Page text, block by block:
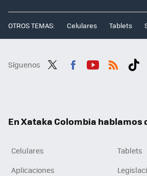
OTROS TEMAS: Celulares Tablets
Síguenos
En Xataka Colombia hablamos
Celulares
Tablets
Aplicaciones